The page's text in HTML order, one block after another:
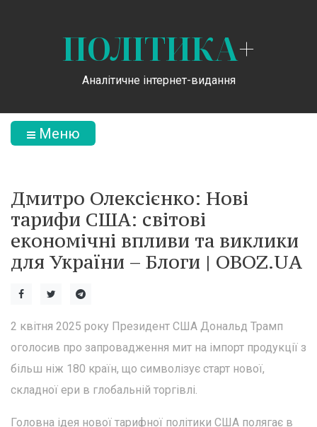
ПОЛІТИКА+
Аналітичне інтернет-видання
Меню
Дмитро Олексієнко: Нові
тарифи США: світові
економічні впливи та виклики
для України – Блоги | OBOZ.UA
2 квітня 2025 року Президент США Дональд Трамп
оголосив про запровадження мит на імпорт продукції з
більш ніж 180 країн, що символізує старт нової,
складної ери в глобальній торгівлі.
Головна ідея нової тарифної політики США полягає в